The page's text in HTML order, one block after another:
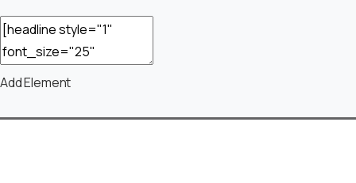
Add Element